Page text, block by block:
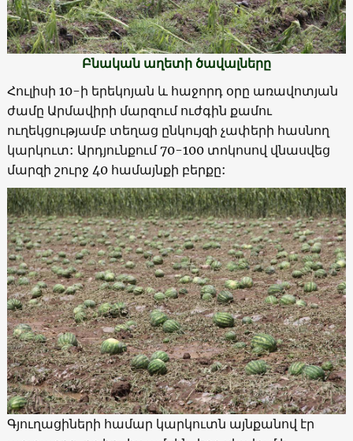
Բնական աղետի ծավալները
Հուլիսի 10-ի երեկոյան և հաջորդ օրը առավոտյան
ժամը Արմավիրի մարզում ուժգին քամու
ուղեկցությամբ տեղաց ընկույզի չափերի հասնող
կարկուտ: Արդյունքում 70-100 տոկոսով վնասվեց
մարզի շուրջ 40 համայնքի բերքը:
Գյուղացիների համար կարկուտն այնքանով էր